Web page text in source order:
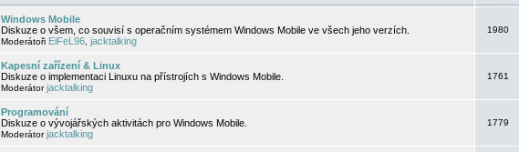
Windows Mobile
Diskuze o všem, co souvisí s operačním systémem Windows Mobile ve všech jeho verzích.
Moderátoři EiFeL96 jacktalking
1980
Kapesní zařízení & Linux
Diskuze o implementaci Linuxu na přístrojích s Windows Mobile.
Moderátorjacktalking
1761
Programování
Diskuze o vývojářských aktivitách pro Windows Mobile.
Moderátorjacktalking
1779